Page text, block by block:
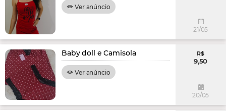
Ver anúncio
21/05
Baby doll e Camisola
Ver anúncio
R$
9,50
20/05